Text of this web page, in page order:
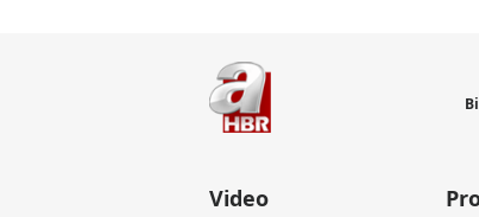
Video